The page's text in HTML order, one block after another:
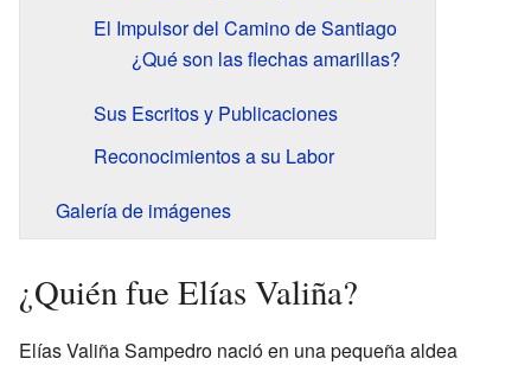
El Impulsor del Camino de Santiago
¿Qué son las flechas amarillas?
Sus Escritos y Publicaciones
Reconocimientos a su Labor
Galería de imágenes
¿Quién fue Elías Valiña?
Elías Valiña Sampedro nació en una pequeña aldea